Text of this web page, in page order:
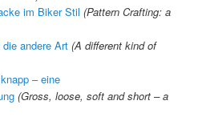
im Biker Stil (Pattern Crafting: a
andere Art (A different kind of
– eine
(Gross, loose, soft and short – a